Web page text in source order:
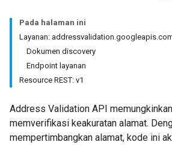
Pada halaman ini
Layanan:
Dokumen discovery
Endpoint layanan
Resource REST: v1
Address Validation API
memverifikasi keakuratan alamat.
mempertimbangkan alamat, kode ini